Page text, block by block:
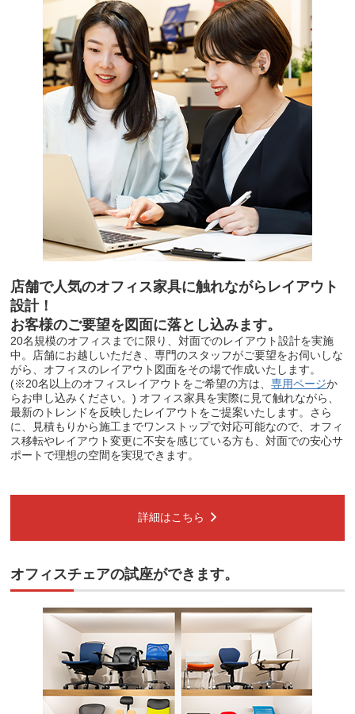
店舗で人気のオフィス家具に触れながらレイアウト
設計！
お客様のご要望を図面に落とし込みます。
20名規模のオフィスまでに限り、対面でのレイアウト設計を実施
中。店舗にお越しいただき、専門のスタッフがご要望をお伺いしな
がら、オフィスのレイアウト図面をその場で作成いたします。
(※20名以上のオフィスレイアウトをご希望の方は、専用ページか
らお申し込みください。) オフィス家具を実際に見て触れながら、
最新のトレンドを反映したレイアウトをご提案いたします。さら
に、見積もりから施工までワンストップで対応可能なので、オフィ
ス移転やレイアウト変更に不安を感じている方も、対面での安心サ
ポートで理想の空間を実現できます。
詳細はこちら
オフィスチェアの試座ができます。